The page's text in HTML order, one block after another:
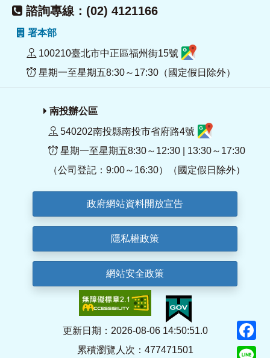
諮詢專線：(02) 4121166
署本部
100210臺北市中正區福州街15號
星期一至星期五8:30～17:30（國定假日除外）
南投辦公區
540202南投縣南投市省府路4號
星期一至星期五8:30～12:30 | 13:30～17:30
（公司登記：9:00～16:30）（國定假日除外）
政府網站資料開放宣告
隱私權政策
網站安全政策
更新日期：2026-08-06 14:50:51.0
累積瀏覽人次：477471501